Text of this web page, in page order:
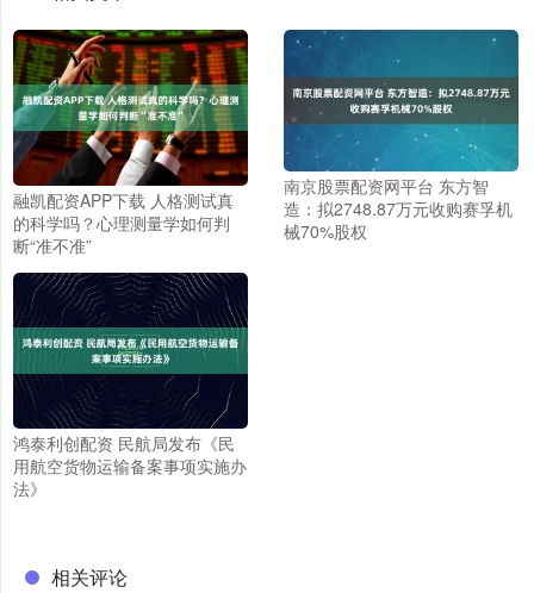
融凯配资APP下载 人格测试真
的科学吗？心理测量学如何判
断“准不准”
南京股票配资网平台 东方智
造：拟2748.87万元收购赛孚机
械70%股权
鸿泰利创配资 民航局发布《民
用航空货物运输备案事项实施办
法》
相关评论